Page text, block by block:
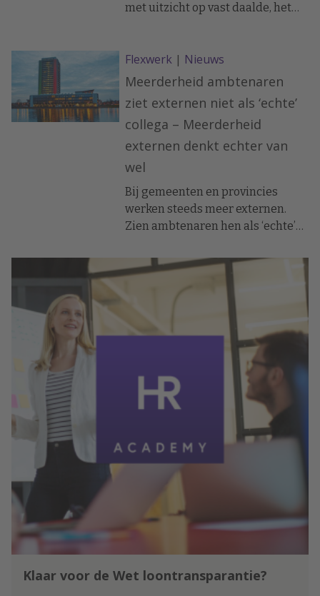
met uitzicht op vast daalde, het
Flexwerk | Nieuws
Meerderheid ambtenaren
ziet externen niet als ‘echte’
collega – Meerderheid
externen denkt echter van
wel
Bij gemeenten en provincies
werken steeds meer externen.
Zien ambtenaren hen als ‘echte’
onderzoek van Binnenlands
Bestuur in samenwerking met
I&O Research. Vooral ambtenaren
Klaar voor de Wet loontransparantie?